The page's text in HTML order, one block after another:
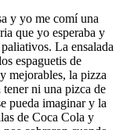
y yo me comí una
que yo esperaba y
La ensalada
espaguetis de
mejorables, la pizza
ni una pizca de
pueda imaginar y la
de Coca Cola y